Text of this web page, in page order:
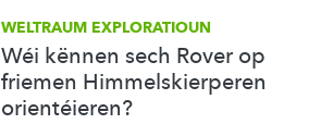
WELTRAUM EXPLORATIOUN
Wéi kënnen sech Rover op
friemen Himmelskierperen
orientéieren?